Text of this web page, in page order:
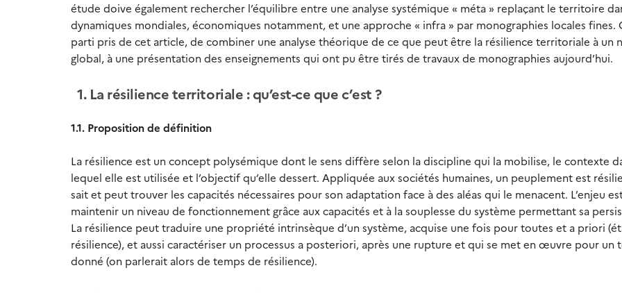
étude doive également rechercher l’équilibre entre une analyse systémique « méta » replaçant le territoire
dynamiques mondiales, économiques notamment, et une approche « infra » par monographies locales fines.
parti pris de cet article, de combiner une analyse théorique de ce que peut être la résilience territoriale à un
global, à une présentation des enseignements qui ont pu être tirés de travaux de monographies aujourd’hui.
1. La résilience territoriale : qu’est-ce que c’est ?
1.1. Proposition de définition
La résilience est un concept polysémique dont le sens diffère selon la discipline qui la mobilise, le contexte
lequel elle est utilisée et l’objectif qu’elle dessert. Appliquée aux sociétés humaines, un peuplement est
sait et peut trouver les capacités nécessaires pour son adaptation face à des aléas qui le menacent. L’enjeu
maintenir un niveau de fonctionnement grâce aux capacités et à la souplesse du système permettant sa
La résilience peut traduire une propriété intrinsèque d’un système, acquise une fois pour toutes et a priori
résilience), et aussi caractériser un processus a posteriori, après une rupture et qui se met en œuvre pour un
donné (on parlerait alors de temps de résilience).